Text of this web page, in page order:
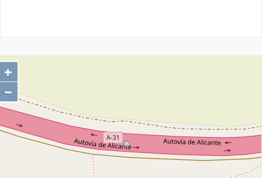
+
−